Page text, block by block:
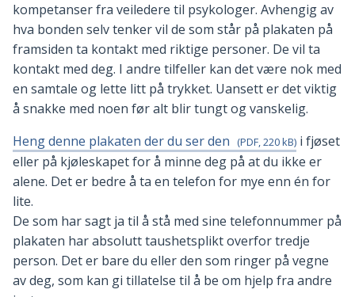
kompetanser fra veiledere til psykologer. Avhengig av
hva bonden selv tenker vil de som står på plakaten på
framsiden ta kontakt med riktige personer. De vil ta
kontakt med deg. I andre tilfeller kan det være nok med
en samtale og lette litt på trykket. Uansett er det viktig
å snakke med noen før alt blir tungt og vanskelig.
Heng denne plakaten der du ser den
(PDF, 220 kB) i fjøset
eller på kjøleskapet for å minne deg på at du ikke er
alene. Det er bedre å ta en telefon for mye enn én for
lite.
De som har sagt ja til å stå med sine telefonnummer på
plakaten har absolutt taushetsplikt overfor tredje
person. Det er bare du eller den som ringer på vegne
av deg, som kan gi tillatelse til å be om hjelp fra andre